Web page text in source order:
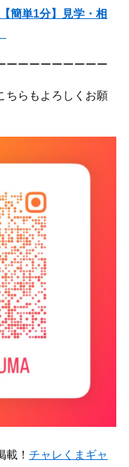
【簡単1分】見学・相
ーーーーーーーーー
ちらもよろしくお願
！ チャレくまギャ